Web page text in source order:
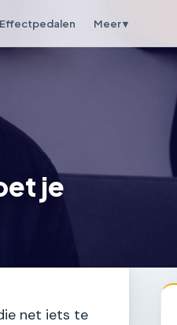
Effectpedalen Meer ▾
je
net iets te